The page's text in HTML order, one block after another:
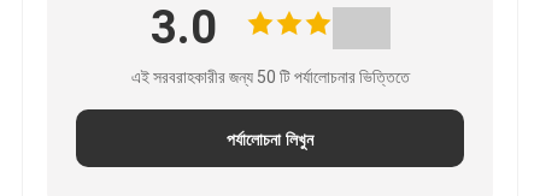
3.0
এই সরবরাহকারীর জন্য 50 টি পর্যালোচনার ভিত্তিতে
পর্যালোচনা লিখুন